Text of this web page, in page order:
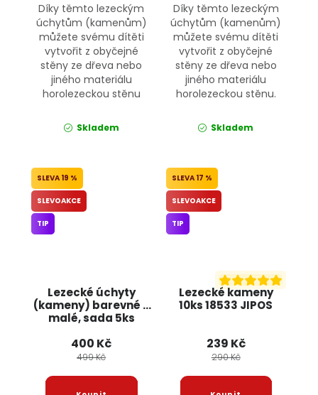
Díky těmto lezeckým
úchytům (kamenům)
můžete svému dítěti
vytvořit z obyčejné
stěny ze dřeva nebo
jiného materiálu
horolezeckou stěnu
Skladem
Díky těmto lezeckým
úchytům (kamenům)
můžete svému dítěti
vytvořit z obyčejné
stěny ze dřeva nebo
jiného materiálu
horolezeckou stěnu.
Skladem
Lezecké úchyty
(kameny) barevné -
malé, sada 5ks
19 %
SLEVOAKCE
TIP
400 Kč
499 Kč
Lezecké kameny
10ks 18533 JIPOS
17 %
SLEVOAKCE
TIP
239 Kč
290 Kč